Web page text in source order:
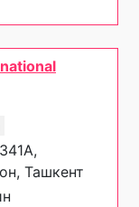
Ташкент